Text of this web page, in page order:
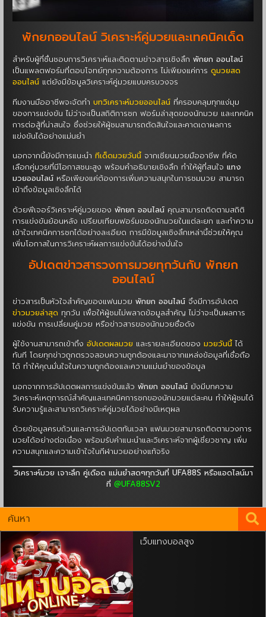
พักยกออนไลน์ วิเคราะห์คู่มวยและเทคนิคเด็ด
สำหรับผู้ที่ชื่นชอบการวิเคราะห์และติดตามข่าวสารเชิงลึก พักยก ออนไลน์
เป็นแพลตฟอร์มที่ตอบโจทย์ทุกความต้องการ ไม่เพียงแค่การ ดูมวยสด
ออนไลน์ แต่ยังมีข้อมูลวิเคราะห์คู่มวยแบบครบวงจร
ทีมงานมืออาชีพจะจัดทำ บทวิเคราะห์มวยออนไลน์ ที่ครอบคลุมทุกแง่มุม
ของการแข่งขัน ไม่ว่าจะเป็นสถิติการชก ฟอร์มล่าสุดของนักมวย และเทคนิค
การต่อสู้ที่น่าสนใจ ซึ่งช่วยให้ผู้ชมสามารถตัดสินใจและคาดเดาผลการ
แข่งขันได้อย่างแม่นยำ
นอกจากนี้ยังมีการแนะนำ ทีเด็ดมวยวันนี้จากเซียนมวยมืออาชีพ ที่คัด
เลือกคู่มวยที่มีโอกาสชนะสูง พร้อมคำอธิบายเชิงลึก ทำให้ผู้ที่สนใจ แทง
มวยออนไลน์ หรือเพียงแค่ต้องการเพิ่มความสนุกในการชมมวย สามารถ
เข้าถึงข้อมูลเชิงลึกได้
ด้วยฟีเจอร์วิเคราะห์คู่มวยของ พักยก ออนไลน์ คุณสามารถติดตามสถิติ
การแข่งขันย้อนหลัง เปรียบเทียบฟอร์มของนักมวยในแต่ละยก และทำความ
เข้าใจเทคนิคการชกได้อย่างละเอียด การมีข้อมูลเชิงลึกเหล่านี้ช่วยให้คุณ
เพิ่มโอกาสในการวิเคราะห์ผลการแข่งขันได้อย่างมั่นใจ
อัปเดตข่าวสารวงการมวยทุกวันกับ พักยก
ออนไลน์
ข่าวสารเป็นหัวใจสำคัญของแฟนมวย พักยก ออนไลน์ จึงมีการอัปเดต
ข่าวมวยล่าสุด ทุกวัน เพื่อให้ผู้ชมไม่พลาดข้อมูลสำคัญ ไม่ว่าจะเป็นผลการ
แข่งขัน การเปลี่ยนคู่มวย หรือข่าวสารของนักมวยชื่อดัง
ผู้ใช้งานสามารถเข้าถึง อัปเดตผลมวย และรายละเอียดของ มวยวันนี้ได้
ทันที โดยทุกข่าวถูกตรวจสอบความถูกต้องและมาจากแหล่งข้อมูลที่เชื่อถือ
ได้ ทำให้คุณมั่นใจในความถูกต้องและความแม่นยำของข้อมูล
นอกจากการอัปเดตผลการแข่งขันแล้ว พักยก ออนไลน์ ยังมีบทความ
วิเคราะห์เหตุการณ์สำคัญและเทคนิคการชกของนักมวยแต่ละคน ทำให้ผู้ชมได้
รับความรู้และสามารถวิเคราะห์คู่มวยได้อย่างมีเหตุผล
ด้วยข้อมูลครบถ้วนและการอัปเดตทันเวลา แฟนมวยสามารถติดตามวงการ
มวยได้อย่างต่อเนื่อง พร้อมรับคำแนะนำและวิเคราะห์จากผู้เชี่ยวชาญ เพิ่ม
ความสนุกและความเข้าใจในกีฬามวยอย่างแท้จริง
วิเคราะห์มวย เจาะลึก คู่เดือด แม่นยำสดๆทุกวันที่ UFA88S หรือแอดไลน์มา
ที่ @UFA88SV2
เว็บแทงบอลสูง